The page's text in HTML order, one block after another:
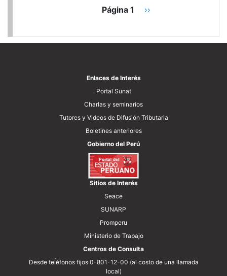
Página 1
Siguiente
››
Enlaces de Interés
Portal Sunat
Charlas y seminarios
Tutores y Videos de Difusión Tributaria
Boletines anteriores
Gobierno del Perú
Sitios de Interés
Seace
SUNARP
Promperu
Ministerio de Trabajo
Centros de Consulta
Desde teĺéfonos fijos 0-801-12-00 (al costo de una llamada
local)